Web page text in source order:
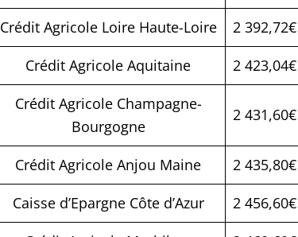
Crédit Agricole Loire Haute-Loire
2 392,72€
Crédit Agricole Aquitaine 2 423,04€
Crédit Agricole Champagne-
Bourgogne
2 431,60€
Crédit Agricole Anjou Maine
2 435,80€
Caisse d’Epargne Côte d’Azur
2 456,60€